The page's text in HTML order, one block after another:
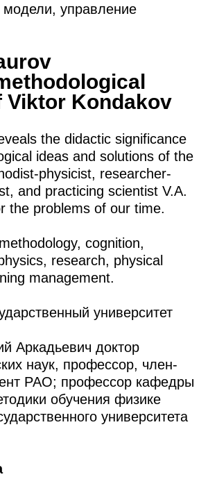
модели, управление
Viktor Kondakov
the didactic significance
ideas and solutions of the
physicist, researcher-
and practicing scientist V.A.
the problems of our time.
methodology, cognition,
research, physical
management.
университет
Аркадьевич доктор
наук, профессор, член-
РАО; профессор кафедры
обучения физике
университета